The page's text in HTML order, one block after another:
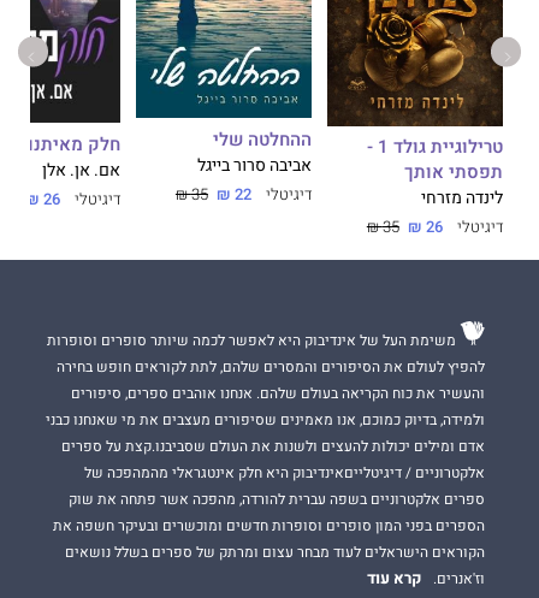
טרילוגיית גולד 1 -
תפסתי אותך
לינדה מזרחי
דיגיטלי 26 ₪
35 ₪
ההחלטה שלי
אביבה סרור בייגל
דיגיטלי 22 ₪
35 ₪
חלק מאיתנו
אם. אן. אלן
דיגיטלי 26 ₪
משימת העל של אינדיבוק היא לאפשר לכמה שיותר סופרים וסופרות
להפיץ לעולם את הסיפורים והמסרים שלהם, לתת לקוראים חופש בחירה
והעשיר את כוח הקריאה בעולם שלהם. אנחנו אוהבים ספרים, סיפורים
ולמידה, בדיוק כמוכם, אנו מאמינים שסיפורים מעצבים את מי שאנחנו כבני
אדם ומילים יכולות להעצים ולשנות את העולם שסביבנו.קצת על ספרים
אלקטרוניים / דיגיטלייםאינדיבוק היא חלק אינטגראלי מהמהפכה של
ספרים אלקטרוניים בשפה עברית להורדה, מהפכה אשר פתחה את שוק
הספרים בפני המון סופרים וסופרות חדשים ומוכשרים ובעיקר חשפה את
הקוראים הישראלים לעוד מבחר עצום ומרתק של ספרים בשלל נושאים
וז'אנרים.
קרא עוד